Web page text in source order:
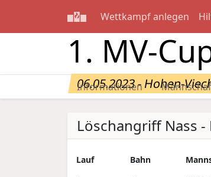
Wettkampf anlegen
1. MV-
06.05.2023 - Hohen-
Informationen
Löschangriff Nass -
Lauf Bahn